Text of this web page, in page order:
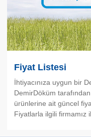
Fiyat Listesi
İhtiyacınıza uygun bir
DemirDöküm
ürünlerine ait güncel
Fiyatlarla ilgili firmamız